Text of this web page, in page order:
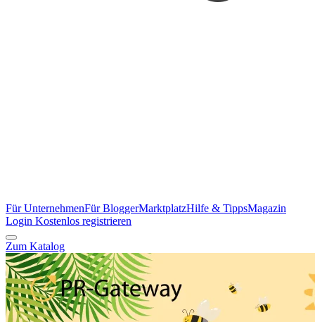
Für UnternehmenFür BloggerMarktplatzHilfe & TippsMagazin
Login Kostenlos registrieren
Zum Katalog